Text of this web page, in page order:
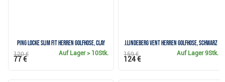
Ping Locke Slim Fit Herren Golfhose, clay
Auf Lager> 10Stk.
120 €
77 €
J.Lindeberg Vent Herren Golfhose, schwarz
Auf Lager9Stk.
159 €
124 €